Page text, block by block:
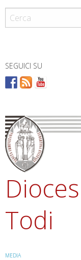
content
SEGUICI SU
Todi
MEDIA